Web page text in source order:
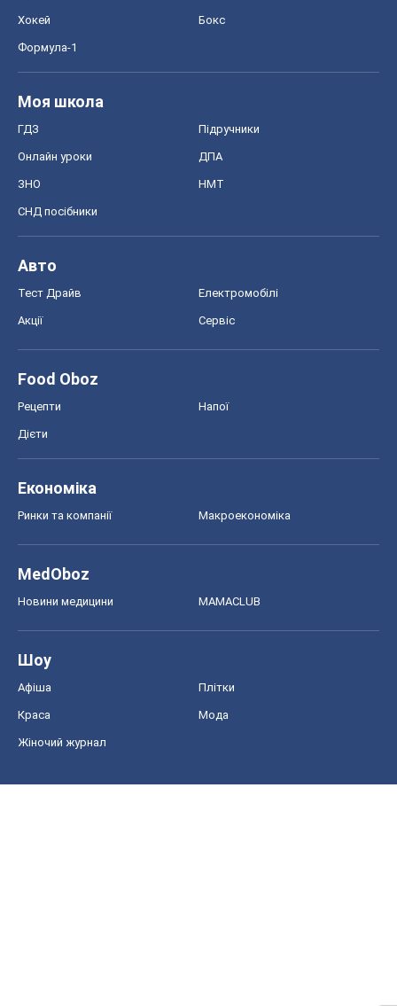
Хокей Бокс
Формула-1
Моя школа
ГДЗ Підручники
Онлайн уроки ДПА
ЗНО НМТ
СНД посібники
Авто
Тест Драйв Електромобілі
Акції Сервіс
Food Oboz
Рецепти Напої
Дієти
Економіка
Ринки та компанії Макроекономіка
MedOboz
Новини медицини MAMACLUB
Шоу
Афіша Плітки
Краса Мода
Жіночий журнал